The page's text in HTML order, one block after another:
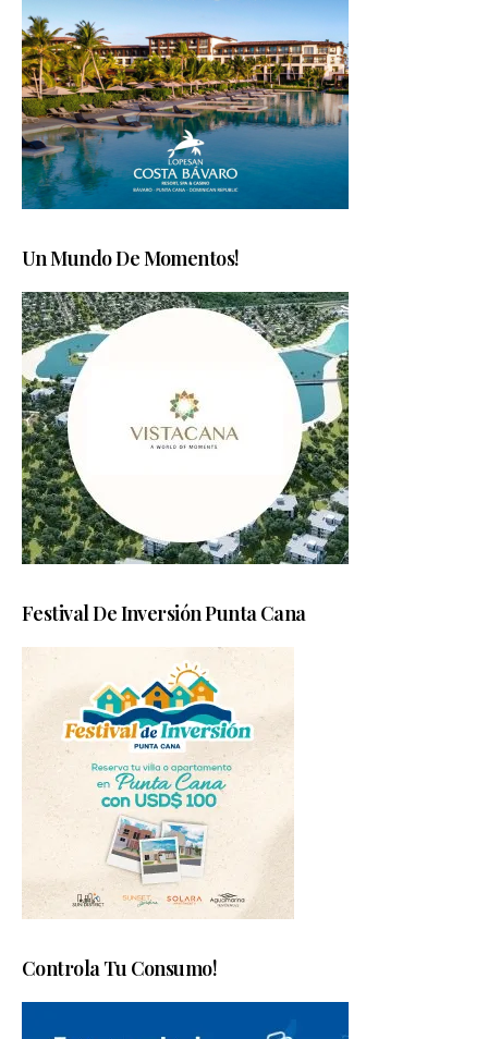
Un Mundo De Momentos!
Festival De Inversión Punta Cana
Controla Tu Consumo!